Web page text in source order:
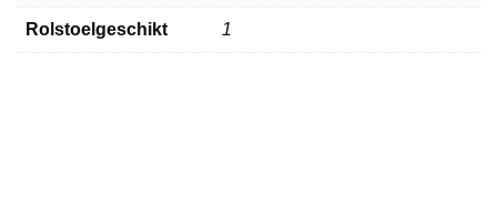
Rolstoelgeschikt 1